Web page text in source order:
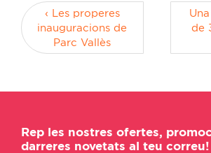
‹ Les properes
inauguracions de
Parc Vallès
de
Rep les nostres ofertes,
darreres novetats al teu correu!